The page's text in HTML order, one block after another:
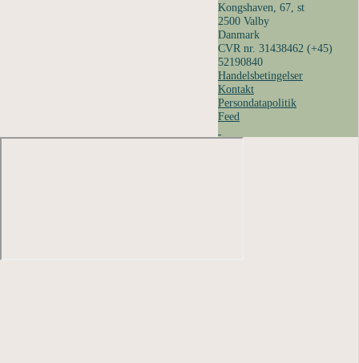
Kongshaven, 67, st
2500 Valby
Danmark
CVR nr. 31438462 (+45)
52190840
Handelsbetingelser
Kontakt
Persondatapolitik
Feed